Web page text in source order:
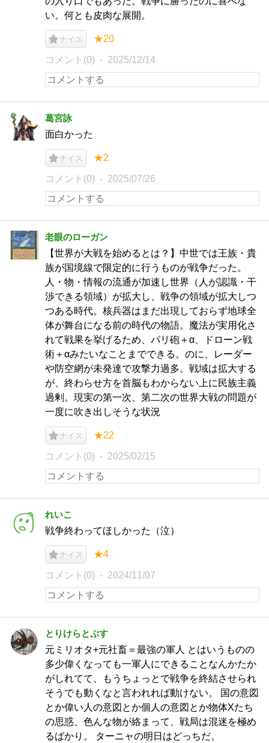
い。何とも皮肉な展開。
ナイス ★20
コメント(0) 2025/12/14
葛宮詠
面白かった
ナイス ★2
コメント(0) 2025/07/26
老眼のローガン
【世界が大戦を始めるとは？】中世では王族・貴
族が国境線で限定的に行うものが戦争だった。
人・物・情報の流通が加速し世界（人が認識・干
渉できる領域）が拡大し、戦争の領域が拡大しつ
つある時代。核兵器はまだ出現しておらず地球全
体が舞台になる前の時代の物語。魔法が実用化さ
れて戦果を挙げるため、パリ砲＋α、ドローン戦
術＋αみたいなことまでできる。のに、レーダー
や防空網が未発達で攻撃力過多。戦域は拡大する
が、終わらせ方を首脳もわからない上に民族主義
過剰。現実の第一次、第二次の世界大戦の問題が
一度に吹き出しそうな状況
ナイス ★22
コメント(0) 2025/02/15
れいこ
戦争終わってほしかった（泣）
ナイス ★4
コメント(0) 2024/11/07
とりけらとぷす
元ミリオタ+元社畜＝最強の軍人 とはいうものの
多少偉くなっても一軍人にできることなんかたか
がしれてて、もうちょっとで戦争を終結させられ
そうでも動くなと言われれば動けない。 国の意図
とか偉い人の意図とか個人の意図とか物体Xたち
の思惑、色んな物が絡まって、戦局は混迷を極め
るばかり。 ターニャの明日はどっちだ。